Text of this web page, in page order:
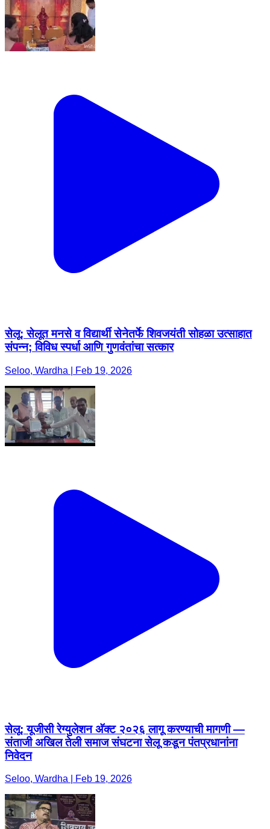
सेलू: सेलूत मनसे व विद्यार्थी सेनेतर्फे शिवजयंती सोहळा उत्साहात
संपन्न; विविध स्पर्धा आणि गुणवंतांचा सत्कार
Seloo, Wardha | Feb 19, 2026
सेलू: यूजीसी रेग्युलेशन अ‍ॅक्ट २०२६ लागू करण्याची मागणी —
संताजी अखिल तेली समाज संघटना सेलू कडून पंतप्रधानांना
निवेदन
Seloo, Wardha | Feb 19, 2026